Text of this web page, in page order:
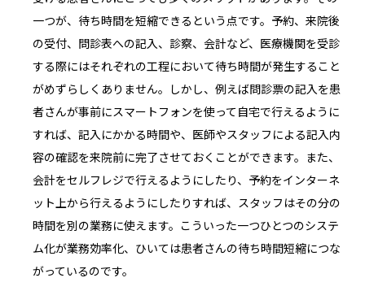
一つが、待ち時間を短縮できるという点です。予約、来院後
の受付、問診表への記入、診察、会計など、医療機関を受診
する際にはそれぞれの工程において待ち時間が発生すること
がめずらしくありません。しかし、例えば問診票の記入を患
者さんが事前にスマートフォンを使って自宅で行えるように
すれば、記入にかかる時間や、医師やスタッフによる記入内
容の確認を来院前に完了させておくことができます。また、
会計をセルフレジで行えるようにしたり、予約をインターネ
ット上から行えるようにしたりすれば、スタッフはその分の
時間を別の業務に使えます。こういった一つひとつのシステ
ム化が業務効率化、ひいては患者さんの待ち時間短縮につな
がっているのです。